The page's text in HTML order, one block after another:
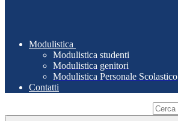
Modulistica
Modulistica studenti
Modulistica genitori
Modulistica Personale Scolastico
Contatti